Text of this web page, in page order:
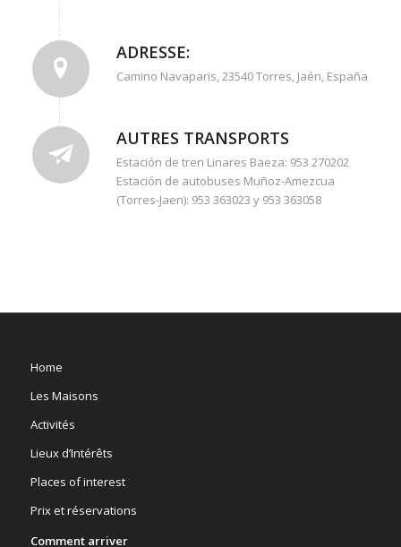
ADRESSE:
Camino Navaparis, 23540 Torres, Jaén, España
AUTRES TRANSPORTS
Estación de tren Linares Baeza: 953 270202
Estación de autobuses Muñoz-Amezcua
(Torres-Jaen): 953 363023 y 953 363058
Home
Les Maisons
Activités
Lieux d’Intérêts
Places of interest
Prix et réservations
Comment arriver